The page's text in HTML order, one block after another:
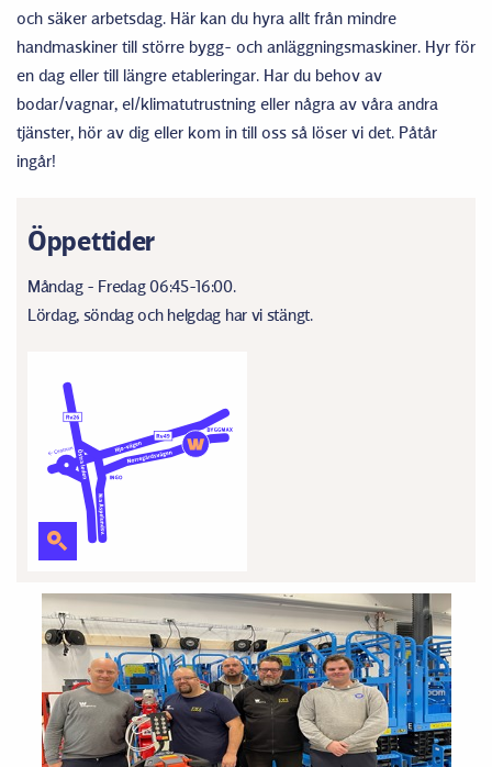
och säker arbetsdag. Här kan du hyra allt från mindre
handmaskiner till större bygg- och anläggningsmaskiner. Hyr för
en dag eller till längre etableringar. Har du behov av
bodar/vagnar, el/klimatutrustning eller några av våra andra
tjänster, hör av dig eller kom in till oss så löser vi det. Påtår
ingår!
Öppettider
Måndag - Fredag 06:45-16:00.
Lördag, söndag och helgdag har vi stängt.